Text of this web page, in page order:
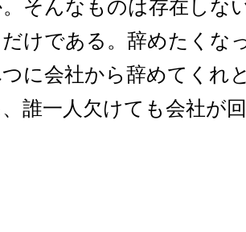
そんなものは存在しな
けである。辞めたくな
に会社から辞めてくれ
誰一人欠けても会社が